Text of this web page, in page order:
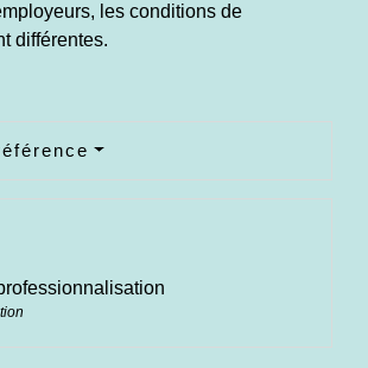
les conditions de
différentes.